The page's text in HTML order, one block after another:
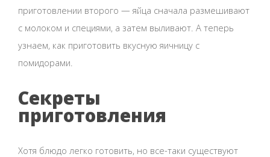
приготовлении второго — яйца сначала размешивают
с молоком и специями, а затем выливают. А теперь
узнаем, как приготовить вкусную яичницу с
помидорами.
Секреты
приготовления
Хотя блюдо легко готовить, но все-таки существуют